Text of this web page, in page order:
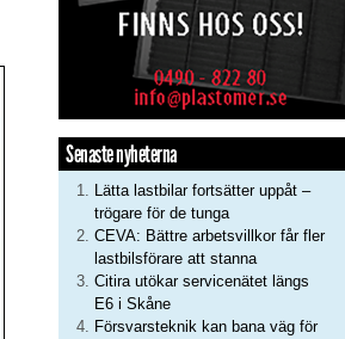
Senaste nyheterna
Lätta lastbilar fortsätter uppåt –
trögare för de tunga
CEVA: Bättre arbetsvillkor får fler
lastbilsförare att stanna
Citira utökar servicenätet längs
E6 i Skåne
Försvarsteknik kan bana väg för